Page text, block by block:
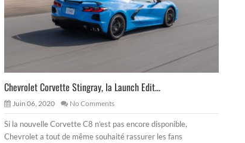
Chevrolet Corvette Stingray, la Launch Edit...
Juin 06, 2020 No Comments
Si la nouvelle Corvette C8 n’est pas encore disponible,
Chevrolet a tout de même souhaité rassurer les fans